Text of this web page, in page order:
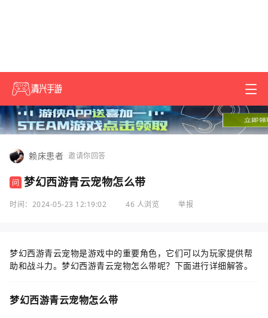
赖床患者 邀请你回答
问 梦幻西游青云宠物怎么带
时间：2024-05-23 12:19:02 46 人浏览 举报
梦幻西游青云宠物是游戏中的重要角色，它们可以为玩家提供帮
助和战斗力。梦幻西游青云宠物怎么带呢？下面进行详细解答。
梦幻西游青云宠物怎么带